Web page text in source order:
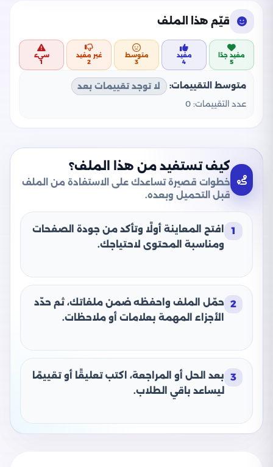
قيّم هذا الملف
مفيد جدًا
5
مفيد
4
متوسط
3
غير مفيد
2
سيء
1
متوسط التقييمات:
لا توجد تقييمات بعد
عدد التقييمات: 0
كيف تستفيد من هذا الملف؟
خطوات قصيرة تساعدك على الاستفادة من الملف
قبل التحميل وبعده.
1
افتح المعاينة أولًا وتأكد من جودة الصفحات
ومناسبة المحتوى لاحتياجك.
2 حمّل الملف واحفظه ضمن ملفاتك، ثم حدّد
الأجزاء المهمة بعلامات أو ملاحظات.
3
بعد الحل أو المراجعة، اكتب تعليقًا أو تقييمًا
ليساعد باقي الطلاب.